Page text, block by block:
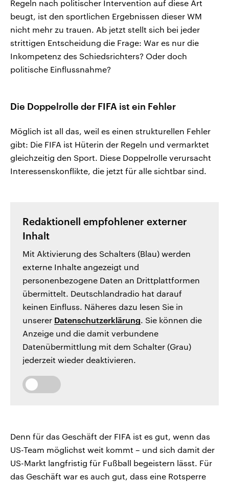
Regeln nach politischer Intervention auf diese Art
beugt, ist den sportlichen Ergebnissen dieser WM
nicht mehr zu trauen. Ab jetzt stellt sich bei jeder
strittigen Entscheidung die Frage: War es nur die
Inkompetenz des Schiedsrichters? Oder doch
politische Einflussnahme?
Die Doppelrolle der FIFA ist ein Fehler
Möglich ist all das, weil es einen strukturellen Fehler
gibt: Die FIFA ist Hüterin der Regeln und vermarktet
gleichzeitig den Sport. Diese Doppelrolle verursacht
Interessenskonflikte, die jetzt für alle sichtbar sind.
Redaktionell empfohlener externer
Inhalt
Mit Aktivierung des Schalters (Blau) werden
externe Inhalte angezeigt und
personenbezogene Daten an Drittplattformen
übermittelt. Deutschlandradio hat darauf
keinen Einfluss. Näheres dazu lesen Sie in
unserer Datenschutzerklärung. Sie können die
Anzeige und die damit verbundene
Datenübermittlung mit dem Schalter (Grau)
jederzeit wieder deaktivieren.
Denn für das Geschäft der FIFA ist es gut, wenn das
US-Team möglichst weit kommt – und sich damit der
US-Markt langfristig für Fußball begeistern lässt. Für
das Geschäft war es auch gut, dass eine Rotsperre